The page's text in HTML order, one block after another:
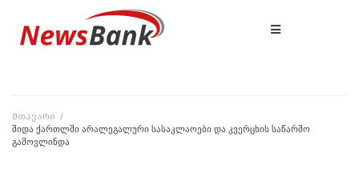
მთავარი /
შიდა ქართლში არალეგალური სასაკლაოები და კვერცხის საწარმო
გამოვლინდა